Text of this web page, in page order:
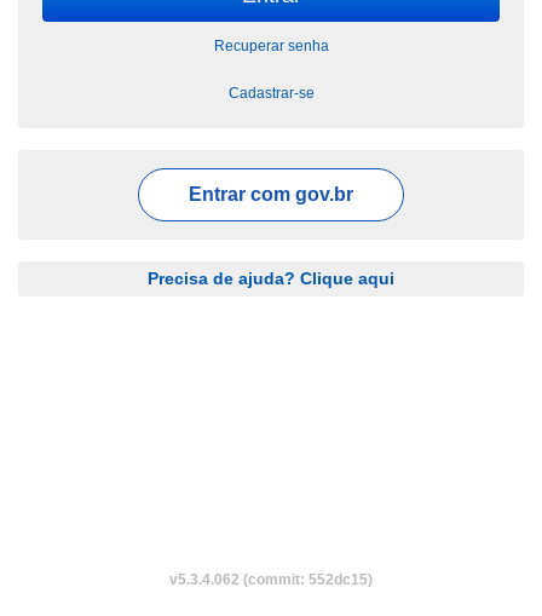
Recuperar senha
Cadastrar-se
Entrar com gov.br
Precisa de ajuda? Clique aqui
v5.3.4.062 (commit: 552dc15)